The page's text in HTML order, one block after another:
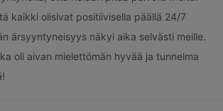
kaikki olisivat positiivisella päällä 24/7
ärsyyntyneisyys näkyi aika selvästi meille.
oli aivan mielettömän hyvää ja tunnelma